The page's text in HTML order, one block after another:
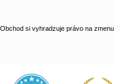
Obchod si vyhradzuje právo na